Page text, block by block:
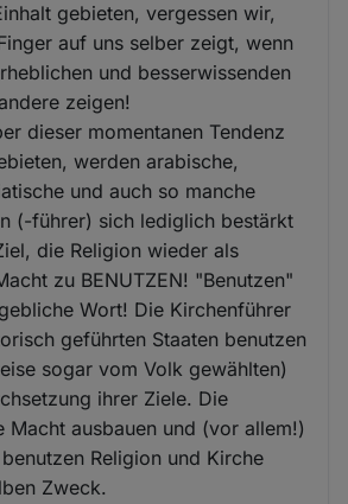
gebieten, vergessen wir,
auf uns selber zeigt, wenn
und besserwissenden
zeigen!
dieser momentanen Tendenz
werden arabische,
und auch so manche
(-führer) sich lediglich bestärkt
die Religion wieder als
zu BENUTZEN! "Benutzen"
Wort! Die Kirchenführer
geführten Staaten benutzen
sogar vom Volk gewählten)
ihrer Ziele. Die
Macht ausbauen und (vor allem!)
Religion und Kirche
Zweck.